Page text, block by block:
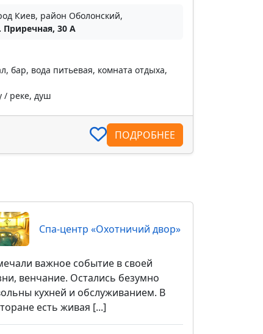
Киев, район Оболонский,
Приречная, 30 А
бар, вода питьевая, комната отдыха,
/ реке, душ
ПОДРОБНЕЕ
Спа-центр «Охотничий двор»
важное событие в своей
венчание. Остались безумно
кухней и обслуживанием. В
есть живая [...]